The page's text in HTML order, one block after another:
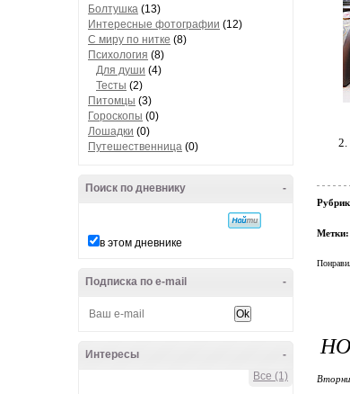
Болтушка (13)
Интересные фотографии (12)
С миру по нитке (8)
Психология (8)
Для души (4)
Тесты (2)
Питомцы (3)
Гороскопы (0)
Лошадки (0)
Путешественница (0)
-
Поиск по дневнику
в этом дневнике
-
Подписка по e-mail
-
Интересы
Все (1)
2.
Метки: